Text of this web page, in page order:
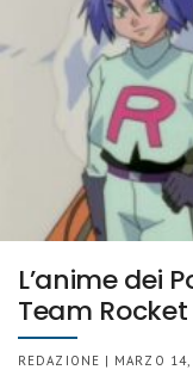
L’anime dei
Team Rocket
REDAZIONE | MARZO